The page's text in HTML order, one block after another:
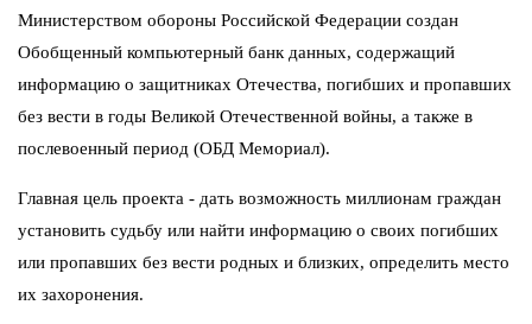
Министерством обороны Российской Федерации создан
Обобщенный компьютерный банк данных, содержащий
информацию о защитниках Отечества, погибших и пропавших
без вести в годы Великой Отечественной войны, а также в
послевоенный период (ОБД Мемориал).
Главная цель проекта - дать возможность миллионам граждан
установить судьбу или найти информацию о своих погибших
или пропавших без вести родных и близких, определить место
их захоронения.